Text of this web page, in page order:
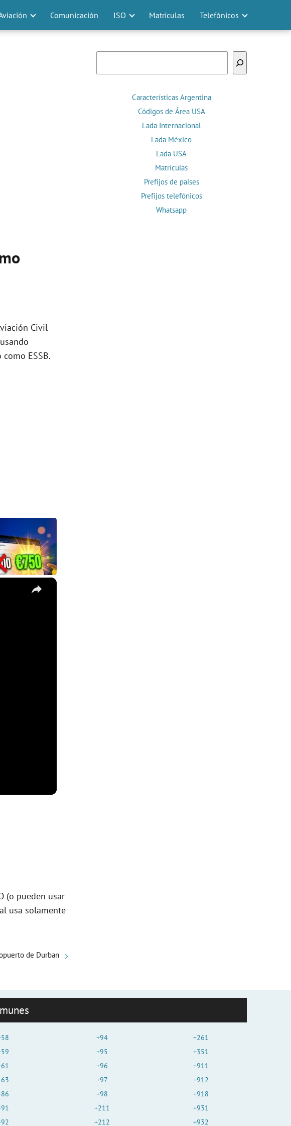
Comunicación ISO Matrículas Telefónicos
Civil
ESSB.
×
(o pueden usar
usa solamente
de Durban
Características Argentina
Códigos de Área USA
Lada Internacional
Lada México
Lada USA
Matrículas
Prefijos de países
Prefijos telefónicos
Whatsapp
+94
+95
+96
+97
+98
+211
+212
+261
+351
+911
+912
+918
+931
+932